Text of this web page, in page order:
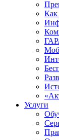
Как
Услуги